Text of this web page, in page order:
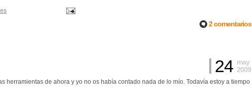
2 comentarios
24 may
2009
herramientas de ahora y yo no os había contado nada de lo mío. Todavía estoy a tiempo